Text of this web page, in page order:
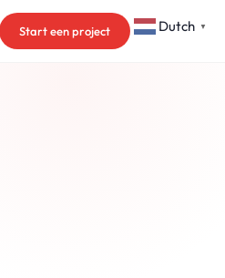
Start een project Dutch ▼